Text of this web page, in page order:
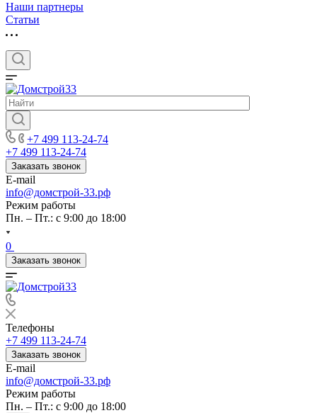
Наши партнеры
Статьи
+7 499 113-24-74
+7 499 113-24-74
Заказать звонок
E-mail
info@домстрой-33.рф
Режим работы
Пн. – Пт.: с 9:00 до 18:00
0
Заказать звонок
Телефоны
+7 499 113-24-74
Заказать звонок
E-mail
info@домстрой-33.рф
Режим работы
Пн. – Пт.: с 9:00 до 18:00